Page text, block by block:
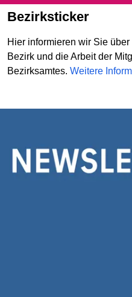
Bezirksticker
Hier informieren wir Sie
Bezirk und die Arbeit der
Bezirksamtes. Weitere